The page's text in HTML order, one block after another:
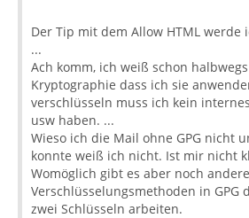
Der Tip mit dem Allow HTML werde
...
Ach komm, ich weiß schon
Kryptographie dass ich sie
verschlüsseln muss ich kein
usw haben. ...
Wieso ich die Mail ohne GPG nicht
konnte weiß ich nicht. Ist mir nicht
Womöglich gibt es aber noch andere
Verschlüsselungsmethoden in GPG
zwei Schlüsseln arbeiten.